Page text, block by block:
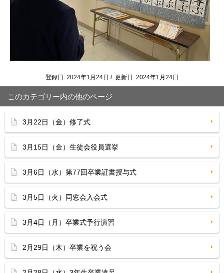
登録日: 2024年1月24日 / 更新日: 2024年1月24日
このカテゴリー内の他のページ
3月22日（金）修了式
3月15日（金）生徒会役員選挙
3月6日（水）第77回卒業証書授与式
3月5日（火）同窓会入会式
3月4日（月）卒業式予行演習
2月29日（木）卒業を祝う会